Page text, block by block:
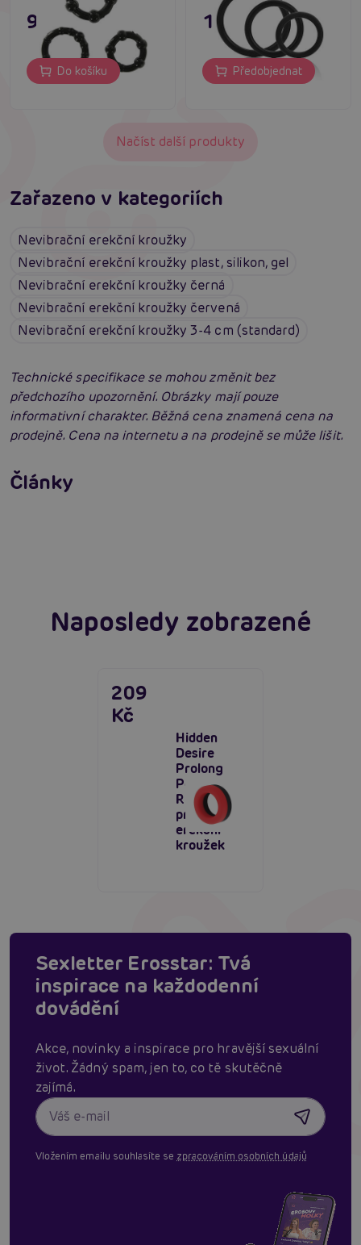
95 Kč
Do košíku
195 Kč
Předobjednat
Načíst další produkty
Zařazeno v kategoriích
Nevibrační erekční kroužky
Nevibrační erekční kroužky plast, silikon, gel
Nevibrační erekční kroužky černá
Nevibrační erekční kroužky červená
Nevibrační erekční kroužky 3-4 cm (standard)
Technické specifikace se mohou změnit bez
předchozího upozornění. Obrázky mají pouze
informativní charakter. Běžná cena znamená cena na
prodejně. Cena na internetu a na prodejně se může lišit.
Články
kroužky. Nevídaná efektivita!
Číst více
Erotická inteligence: Příručka Sexiomů
Naposledy zobrazené
Hidden
Desire
Prolong
Power C-
Ring,
pružný
erekční
kroužek
209
Kč
Sexletter Erosstar: Tvá
inspirace na každodenní
dovádění
Akce, novinky a inspirace pro hravější sexuální
život. Žádný spam, jen to, co tě skutěčně
zajímá.
Vložením emailu souhlasíte se zpracováním osobních údajů